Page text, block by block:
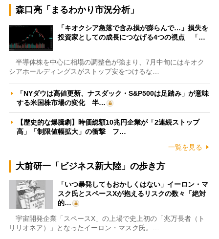
森口亮「まるわかり市況分析」
「キオクシア急落で含み損が膨らんで…」損失を
投資家としての成長につなげる4つの視点 「…
半導体株を中心に相場の調整色が強まり、7月中旬にはキオク
シアホールディングスがストップ安をつけるな…
「NYダウは高値更新、ナスダック・S&P500は足踏み」が意味
する米国株市場の変化 半…
【歴史的な爆騰劇】時価総額10兆円企業が「2連続ストップ
高」「制限値幅拡大」の衝撃 フ…
一覧を見る
大前研一「ビジネス新大陸」の歩き方
「いつ暴発してもおかしくはない」イーロン・マ
スク氏とスペースXが抱えるリスクの数々「絶対
的…
宇宙開発企業「スペースX」の上場で史上初の「兆万長者（ト
リリオネア）」となったイーロン・マスク氏。…